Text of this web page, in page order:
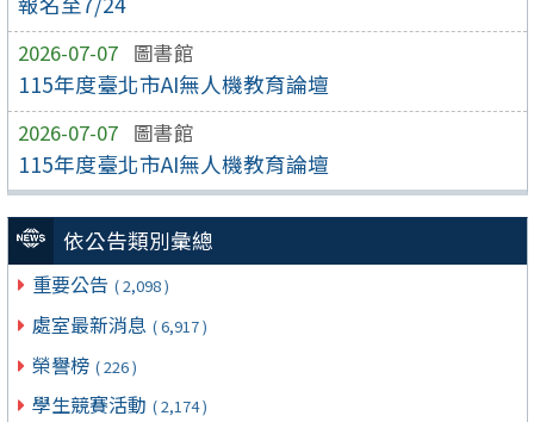
2026-07-07 圖書館
115年度臺北市AI無人機教育論壇
2026-07-07 圖書館
115年度臺北市AI無人機教育論壇
依公告類別彙總
重要公告 ( 2,098 )
處室最新消息 ( 6,917 )
榮譽榜 ( 226 )
學生競賽活動 ( 2,174 )